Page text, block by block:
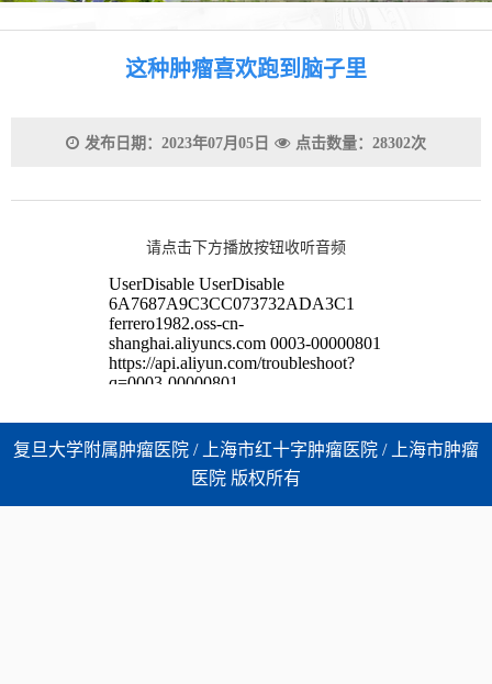
这种肿瘤喜欢跑到脑子里
发布日期：2023年07月05日 点击数量：28302次
请点击下方播放按钮收听音频
复旦大学附属肿瘤医院 / 上海市红十字肿瘤医院 / 上海市肿瘤
医院 版权所有